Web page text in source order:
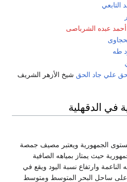
عبده الشرباصى
جاد الحقشيخ الأزهر الشريف
الدقهلية
الجمهورية ويعتبر مصيف جمصة
حيث يمتاز بمياهه الصافية
وارتفاع نسبة اليود ويقع في
بامتداد 7.5 ك على ساحل البحر المتوسط ومتوسط